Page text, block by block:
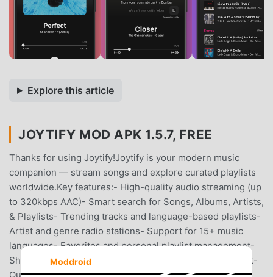
Explore this article
JOYTIFY MOD APK 1.5.7, FREE
Thanks for using Joytify!Joytify is your modern music
companion — stream songs and explore curated playlists
worldwide.Key features:- High-quality audio streaming (up
to 320kbps AAC)- Smart search for Songs, Albums, Artists,
& Playlists- Trending tracks and language-based playlists-
Artist and genre radio stations- Support for 15+ music
languages- Favorites and personal playlist management-
Share playlists with friends- Sleep timer & lyrics support-
Moddroid